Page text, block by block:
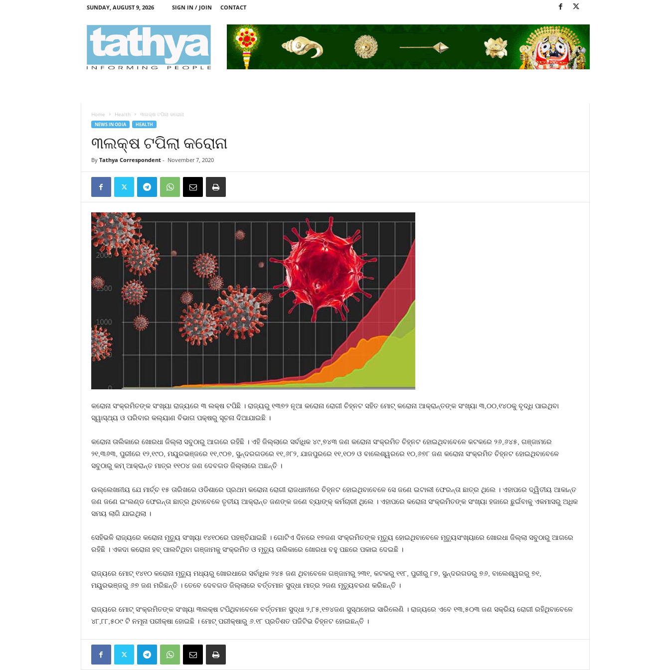
SUNDAY, AUGUST 9, 2026 SIGN IN / JOIN CONTACT
Home Health ୩ଲକ୍ଷ ଟପିଲା କରୋନା
NEWS IN ODIA HEALTH
୩ଲକ୍ଷ ଟପିଲା କରୋନା
By Tathya Correspondent- November 7, 2020
କରୋନା ସଂକ୍ରମିତଙ୍କ ସଂଖ୍ୟା ରାଜ୍ୟରେ ୩ ଲକ୍ଷ ଟପିଛି । ରାଜ୍ୟରୁ ୧୩୭୨ ନୂଆ କରୋନା ରୋଗୀ ଚିହ୍ନଟ ସହିତ ମୋଟ୍‍ କରୋନା ଆକ୍ରାନ୍ତଙ୍କ ସଂଖ୍ୟା ୩,୦୦,୧୪୦କୁ ବୃଦ୍ଧି ପାଇଥିବା
ସ୍ୱାସ୍ଥ୍ୟ ଓ ପରିବାର କଲ୍ୟାଣ ବିଭାଗ ପକ୍ଷରୁ ସୂଚନା ଦିଆଯାଇଛି ।
କରୋନା ତାଲିକାରେ ଖୋରଧା ଜିଲ୍ଲା ସବୁଠାରୁ ଆଗରେ ରହିଛି । ଏହି ଜିଲ୍ଲାରେ ସର୍ବାଧିକ ୪୯,୭୪୩ ଜଣ କରୋନା ସଂକ୍ରମିତ ଚିହ୍ନଟ ହୋଇଥିବାବେଳେ କଟକରେ ୨୬,୬୪୫, ଗଞ୍ଜାମରେ
୨୧,୩୬୩, ପୁରୀରେ ୧୨,୧୯୦, ମୟୁରଭଞ୍ଜରେ ୧୧,୯୦୭, ସୁନ୍ଦରଗଡରେ ୧୧,୬୮୨, ଯାଜପୁରରେ ୧୧,୧୦୨ ଓ ବାଲେଶ୍ୱରରେ ୧୦,୬୭୮ ଜଣ କରୋନା ସଂକ୍ରମିତ ଚିହ୍ନଟ ହୋଇଥିବାବେଳେ
ସବୁଠାରୁ କମ୍‍ ଆକ୍ରାନ୍ତ ମାତ୍ର ୧୧୦୪ ଜଣ ଦେବଗଡ ଜିଲ୍ଲାରେ ଅଛନ୍ତି ।
ଉଲ୍ଲେଖନୀୟ ଯେ ମାର୍ଚ୍ଚ ୧୫ ତାରିଖରେ ଓଡିଶାରେ ପ୍ରଥମ କରୋନା ରୋଗୀ ରାଜଧାନୀରେ ଚିହ୍ନଟ ହୋଇଥିବାବେଳେ ସେ ଜଣେ ଇଟାଲୀ ଫେରନ୍ତା ଛାତ୍ର ଥିଲେ । ଏହାପରେ ଦ୍ୱିତୀୟ ଆକାନ୍ତ
ଜଣ ଜଣେ ଇଂଲଣ୍ଡ ଫେରନ୍ତା ଛାତ୍ର ଥିବାବେଳେ ତୃତୀୟ ଆକ୍ରାନ୍ତ ଜଣଙ୍କ ଜଣେ ବ୍ୟାଙ୍କ୍‍ କର୍ମଚାରୀ ଥିଲେ । ଏହାପରେ କରୋନା ସଂକ୍ରମିତଙ୍କ ସଂଖ୍ୟା ହଜାରେ ଛୁଇଁବାକୁ ଏକମାସରୁ ଅଧିକ
ସମୟ ଲାଗି ଯାଇଥିଲା ।
ସେହିଭଳି ରାଜ୍ୟରେ କରୋନା ମୃତ୍ୟୁ ସଂଖ୍ୟା ୧୪୧୦ରେ ପହଞ୍ଚିଯାଇଛି । ଗୋଟିଏ ଦିନରେ ୧୭ଜଣ ସଂକ୍ରମିତଙ୍କ ମୃତ୍ୟୁ ହୋଇଥିବାବେଳେ ମୃତ୍ୟୁସଂଖ୍ୟାରେ ଖୋରଧା ଜିଲ୍ଲା ସବୁଠାରୁ ଆଗରେ
ରହିଛି । ଏକଦା କରୋନା ହବ୍‍ ପାଲଟିଥିବା ଗଞ୍ଜାମକୁ ସଂକ୍ରମିତ ଓ ମୃତ୍ୟୁ ତାଲିକାରେ ଖୋରଧା ବହୁ ପଛରେ ପକାଇ ଦେଇଛି ।
ରାଜ୍ୟରେ ମୋଟ୍‍ ୧୪୧୦ କରୋନା ମୃତ୍ୟୁ ମଧ୍ୟରୁ ଖୋରଧାରେ ସର୍ବାଧିକ ୨୪୫ ଜଣ ଥିବାବେଳେ ଗଞ୍ଜାମରୁ ୨୩୧, କଟକରୁ ୧୧୮, ପୁରୀରୁ ୮୭, ସୁନ୍ଦରଗଡରୁ ୭୬, ବାଲେଶ୍ୱରରୁ ୭୧,
ମୟୁରଭଞ୍ଜରୁ ୬୭ ଜଣ ମରିଛନ୍ତି । ତେବେ ଦେବଗଡ ଜିଲ୍ଲାରେ ବର୍ତ୍ତମାନ ସୁଦ୍ଧା ମାତ୍ର ୨ଜଣ ମୃତ୍ୟୁବରଣ କରିଛନ୍ତି ।
ରାଜ୍ୟରେ ମୋଟ୍‍ ସଂକ୍ରମିତଙ୍କ ସଂଖ୍ୟା ୩ଲକ୍ଷ ଟପିଥିବାବେଳେ ବର୍ତ୍ତମାନ ସୁଦ୍ଧା ୨,୮୫,୧୭୪ଜଣ ସୁସ୍ଥହୋଇ ସାରିଲେଣି । ରାଜ୍ୟରେ ଏବେ ୧୩,୫୦୩ ଜଣ ସକ୍ରିୟ ରୋଗୀ ରହିଥିବାବେଳେ
୪୮,୮୮,୫୦୯ ଟି ନମୂନା ପରୀକ୍ଷା ହୋଇଛି । ମୋଟ୍‍ ପରୀକ୍ଷାରୁ ୬.୧୮ ପ୍ରତିଶତ ପଜିଟିଭ ଚିହ୍ନଟ ହୋଇଛନ୍ତି ।